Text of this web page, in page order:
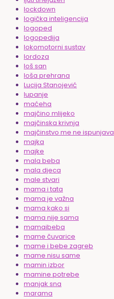
lockdown
logička inteligencija
logoped
logopedija
lokomotorni sustav
lordoza
loš san
loša prehrana
Lucija Stanojević
lupanje
maćeha
majčino mlijeko
majčinska krivnja
majčinstvo me ne ispunjava
majka
majke
mala beba
mala djeca
male stvari
mama i tata
mama je važna
mama kako si
mama nije sama
mamaibeba
mame čuvarice
mame i bebe zagreb
mame nisu same
mamin izbor
mamine potrebe
manjak sna
marama